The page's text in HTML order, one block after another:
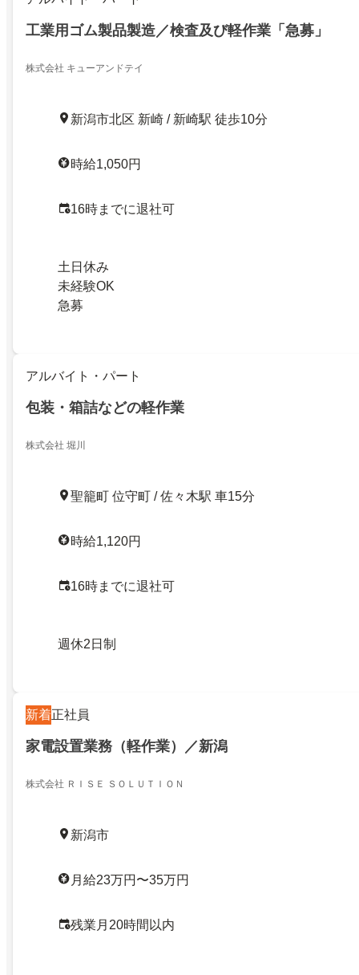
工業用ゴム製品製造／検査及び軽作業「急募」
株式会社 キューアンドテイ
新潟市北区 新崎 / 新崎駅 徒歩10分
時給1,050円
16時までに退社可
土日休み
未経験OK
急募
アルバイト・パート
包装・箱詰などの軽作業
株式会社 堀川
聖籠町 位守町 / 佐々木駅 車15分
時給1,120円
16時までに退社可
週休2日制
新着正社員
家電設置業務（軽作業）／新潟
株式会社 ＲＩＳＥ ＳＯＬＵＴＩＯＮ
新潟市
月給23万円〜35万円
残業月20時間以内